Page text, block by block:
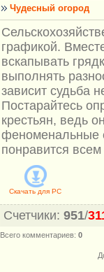
Чудесный огород
графикой.
вскапывать
выполнять
зависит судьба
Постарайтесь
крестьян, ведь
феноменальные
понравится
Скачать для PC
Счетчики: 951/
Всего комментариев: 0